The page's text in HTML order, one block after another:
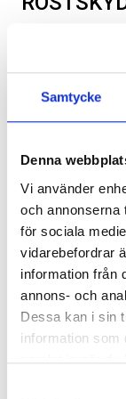
Samtycke
Denna
Vi använder
och annonserna
för sociala
vidarebefordrar
information från
annons- och
Dessa kan i sin
information som
samlat in när du
FRAMDÖRRAR
Artikelnr: RA0109
808kr
Välj
Tectyls
behandlingen
Kategorier: Diverse
RA0210
Leverans enligt